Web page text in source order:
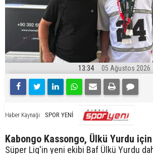
13:34 05 Ağustos 2026
Haber Kaynağı SPOR YENİ
Kabongo Kassongo, Ülkü Yurdu
Süper Lig'in yeni ekibi Baf Ülkü Yurdu